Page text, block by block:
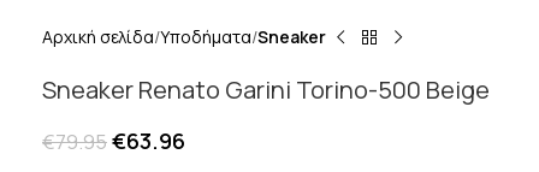
Αρχική σελίδα Υποδήματα Sneaker
Sneaker Renato Garini Torino-500 Beige
€79.95€63.96